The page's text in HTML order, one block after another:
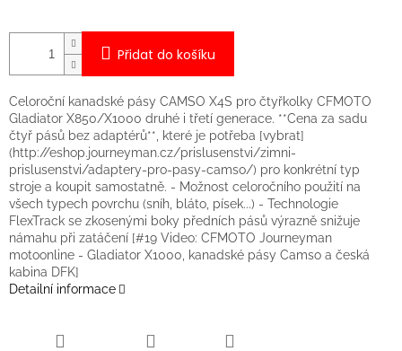
Přidat do košíku
Celoroční kanadské pásy CAMSO X4S pro čtyřkolky CFMOTO
Gladiator X850/X1000 druhé i třetí generace. **Cena za sadu
čtyř pásů bez adaptérů**, které je potřeba [vybrat]
(http://eshop.journeyman.cz/prislusenstvi/zimni-
prislusenstvi/adaptery-pro-pasy-camso/) pro konkrétní typ
stroje a koupit samostatně. - Možnost celoročního použití na
všech typech povrchu (sníh, bláto, písek...) - Technologie
FlexTrack se zkosenými boky předních pásů výrazně snižuje
námahu při zatáčení [#19 Video: CFMOTO Journeyman
motoonline - Gladiator X1000, kanadské pásy Camso a česká
kabina DFK]
Detailní informace